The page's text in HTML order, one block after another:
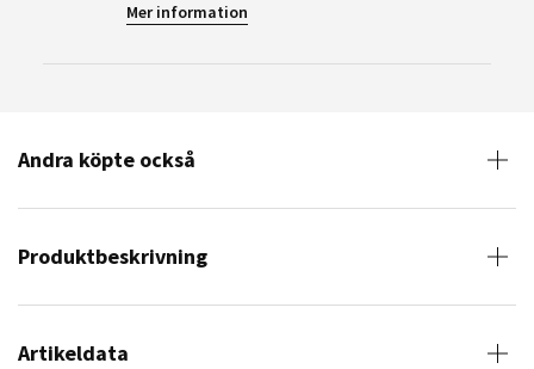
Mer information
Andra köpte också
Produktbeskrivning
Artikeldata